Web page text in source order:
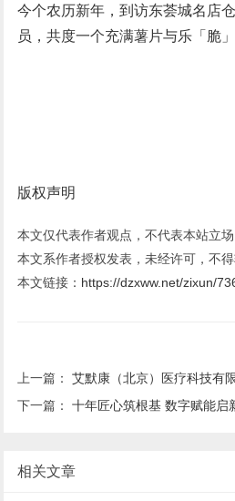
今个农历新年，到访东荟城名店
员，共度一个充满薯片与乐「脆
版权声明
本文仅代表作者观点，不代表本站立场
本文系作者授权发表，未经许可，不得
本文链接： https://dzxww.net/zixun/
上一篇：艾默康（北京）医疗科技有
下一篇：十年匠心筑根基 数字赋能启新程——
相关文章